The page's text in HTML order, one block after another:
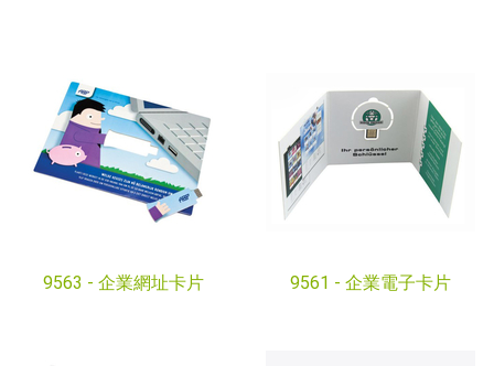
9563 - 企業網址卡片 9561 - 企業電子卡片